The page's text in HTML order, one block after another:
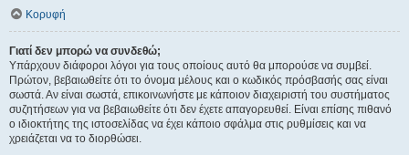
Κορυφή
Γιατί δεν μπορώ να συνδεθώ;
Υπάρχουν διάφοροι λόγοι για τους οποίους αυτό θα μπορούσε να συμβεί.
Πρώτον, βεβαιωθείτε ότι το όνομα μέλους και ο κωδικός πρόσβασής σας είναι
σωστά. Αν είναι σωστά, επικοινωνήστε με κάποιον διαχειριστή του συστήματος
συζητήσεων για να βεβαιωθείτε ότι δεν έχετε απαγορευθεί. Είναι επίσης πιθανό
ο ιδιοκτήτης της ιστοσελίδας να έχει κάποιο σφάλμα στις ρυθμίσεις και να
χρειάζεται να το διορθώσει.